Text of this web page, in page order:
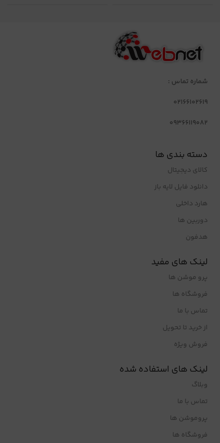
شماره تماس :
02166102619
09366119082
دسته بندی ها
کالای دیجیتال
دانلود فایل لایه باز
هارد داخلی
دوربین ها
هدفون
لینک های مفید
پرو موشن ها
فروشگاه ها
تماس با ما
از خرید تا تحویل
فروش ویژه
لینک های استفاده شده
وبلاگ
تماس با ما
پروموشن ها
فروشگاه ها